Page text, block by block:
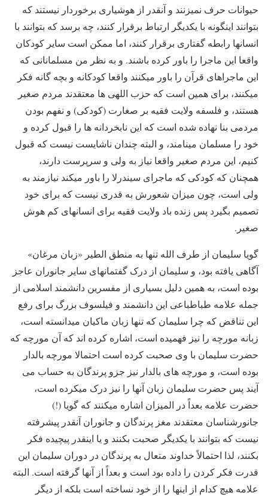
حیوانات حرف نمیزنند و آنقدر از هوشیاری برخوردار نیستند که
بتوانند اینگونه با یکدیگر ارتباط برقرار کنند، چه برسد که بتوانند با
انسانها رابطه گفتاری برقرار کنند، اما ممکن است سایر کودکان
واقعا این ماجرا را باور کرده باشند. و به نظر من مسلمانانی که
این ماجراهای قرآن را باور میکنند واقعا کودکانه و بچه گانه فکر
میکنند، برای همین است که حزب اللهی ها معتقدند مردم صغیر
هستند، و فلسفه ولایت فقیه بر صغارت (کودکی) و نفهم بودن
مردمی بنا نهاده شده است که این نابخردانه ها را قبول کرده و
خود را مسلمان مینامند، و البته چندان ناشایست نیست که قبول
کنیم، این مردم صغیر واقعا نیاز به ولی و سرپرست دارند،
همچنان که کودکی که ماجرای سیندرلا را باور میکند نیازمند به
ولی است، چون میزان شعورش به قدری نیست که برای خود
تصمیم بگیرد پس زنده باد ولایت فقیه برای انسانهای کم هوش
صغیر.
گویا سلیمان از طرف الله تنها به منطق الطیر «زبان مرغان»
آگاهی یافته بود، و سلیمان از درک گفتمانهای سایر جانوران عاجز
بوده است، به همین دلیل بسیاری از مفسرین دانشمند اسلامی از
جمله علامه طباطباعی این دانشمند و فیلسوف بزرگ برای رفع
این تناقض که چرا سلیمان که تنها زبان ماکیان میدانسته است،
زبانه مورچه را نیز فهمیده است، اشاره کرده اند که آن مورچه که
حضرت سلیمان با وی صحبت کرده است احتمالا مورچه بالدار
بوده است، و مورچه های بالدار نیز جزو پرندگان به حساب می
آیند پس حضرت سلیمان زبان آنها را نیز درک میکرده است،
حضرت علامه بعداً در المیزان اشاره میکنند که گویا (!)
جانورشناسان معتقدند مغز پرندگان و جانوران آنقدر پیشرفته
نیست که بتوانند با یکدیگر صحبت بکنند و یا اینقدر پیچیده فکر
بکنند، لذا احتمالاً خداوند متعال به پرندگان در دوران سلیمان این
قدرت فکر کردن را داده بود است و بعداً از آنها گرفته است. البته
علامه هیچ کدام از اینها را از خود نساخته است بلکه از دیگر